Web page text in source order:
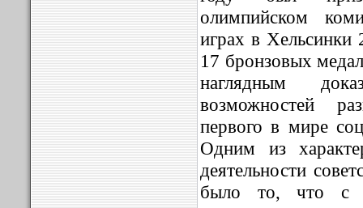
олимпийском
играх в Хельсинки
17 бронзовых
наглядным
возможностей
первого в мире
Одним из
деятельности
было то, что с